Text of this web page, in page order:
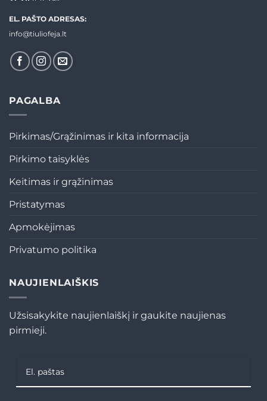
EL. PAŠTO ADRESAS:
info@tiuliofeja.lt
PAGALBA
Pirkimas/Grąžinimas ir kita informacija
Pirkimo taisyklės
Keitimas ir grąžinimas
Pristatymas
Apmokėjimas
Privatumo politika
NAUJIENLAIŠKIS
Užsisakykite naujienlaiškį ir gaukite naujienas
pirmieji.